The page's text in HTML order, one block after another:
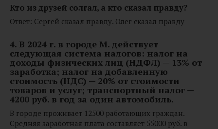
Кто из друзей солгал, а кто сказал правду?
Ответ: Сергей сказал правду. Олег сказал правду
4. В 2024 г. в городе М. действует
следующая система налогов: налог на
доходы физических лиц (НДФЛ) — 13% от
заработка; налог на добавленную
стоимость (НДС) — 20% от стоимости
товаров и услуг; транспортный налог —
4200 руб. в год за один автомобиль.
В городе проживает 12500 работающих граждан.
Средняя заработная плата составляет 55000 руб. в